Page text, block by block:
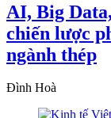
AI, Big
chiến lược
ngành thép
Đình Hoà